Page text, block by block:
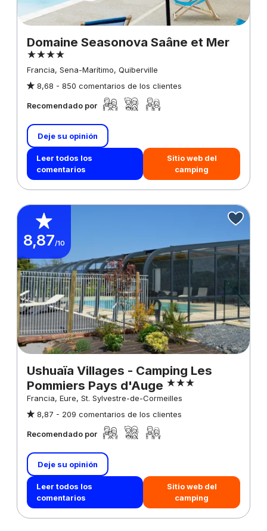
Domaine Seasonova Saâne et Mer
Francia, Sena-Marítimo, Quiberville
8,68 - 850 comentarios de los clientes
Recomendado por
Deje su opinión
Leer todos los
comentarios
Sitio web del
camping
8,87/10
Ushuaïa Villages - Camping Les
Pommiers Pays d'Auge
Francia, Eure, St. Sylvestre-de-Cormeilles
8,87 - 209 comentarios de los clientes
Recomendado por
Deje su opinión
Leer todos los
comentarios
Sitio web del
camping